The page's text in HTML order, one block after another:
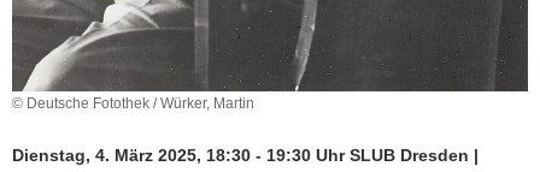
© Deutsche Fotothek / Würker, Martin
Dienstag, 4. März 2025, 18:30 - 19:30 Uhr SLUB Dresden |